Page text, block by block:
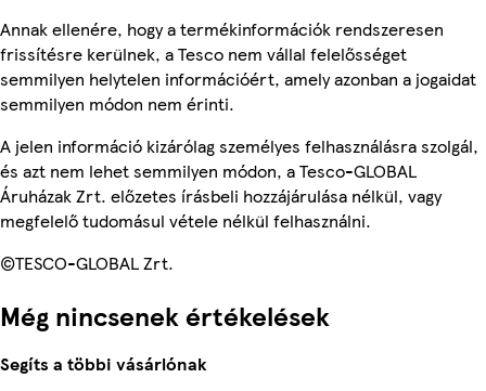
Annak ellenére, hogy a termékinformációk rendszeresen
frissítésre kerülnek, a Tesco nem vállal felelősséget
semmilyen helytelen információért, amely azonban a jogaidat
semmilyen módon nem érinti.
A jelen információ kizárólag személyes felhasználásra szolgál,
és azt nem lehet semmilyen módon, a Tesco-GLOBAL
Áruházak Zrt. előzetes írásbeli hozzájárulása nélkül, vagy
megfelelő tudomásul vétele nélkül felhasználni.
©TESCO-GLOBAL Zrt.
Még nincsenek értékelések
Segíts a többi vásárlónak